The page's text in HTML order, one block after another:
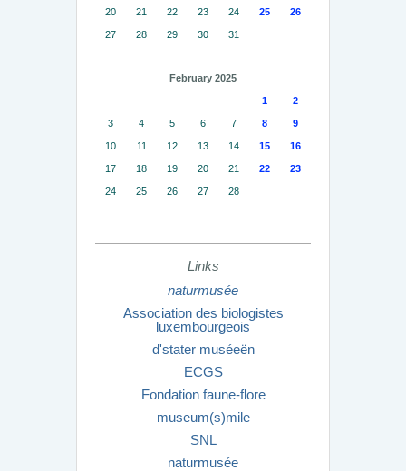
20 21 22 23 24 25 26
27 28 29 30 31
February 2025
1 2
3 4 5 6 7 8 9
10 11 12 13 14 15 16
17 18 19 20 21 22 23
24 25 26 27 28
Links
naturmusée
Association des biologistes
luxembourgeois
d'stater muséeën
ECGS
Fondation faune-flore
museum(s)mile
SNL
naturmusée